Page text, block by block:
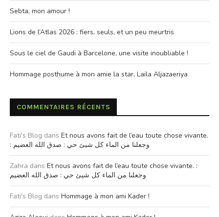
Sebta, mon amour !
Lions de l’Atlas 2026 : fiers, seuls, et un peu meurtris
Sous le ciel de Gaudi à Barcelone, une visite inoubliable !
Hommage posthume à mon amie la star, Laila Aljazaeriya
COMMENTAIRES RÉCENTS
Fati's Blog dans Et nous avons fait de l’eau toute chose vivante.
: وجعلنا من الماء كل شيئ حي : صدق الله العضيم
Zahra dans Et nous avons fait de l’eau toute chose vivante. :
وجعلنا من الماء كل شيئ حي : صدق الله العضيم
Fati's Blog dans Hommage à mon ami Kader !